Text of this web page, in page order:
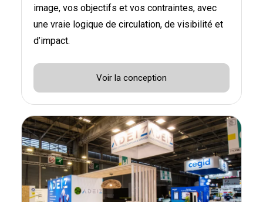
image, vos objectifs et vos contraintes, avec
une vraie logique de circulation, de visibilité et
d’impact.
Voir la conception